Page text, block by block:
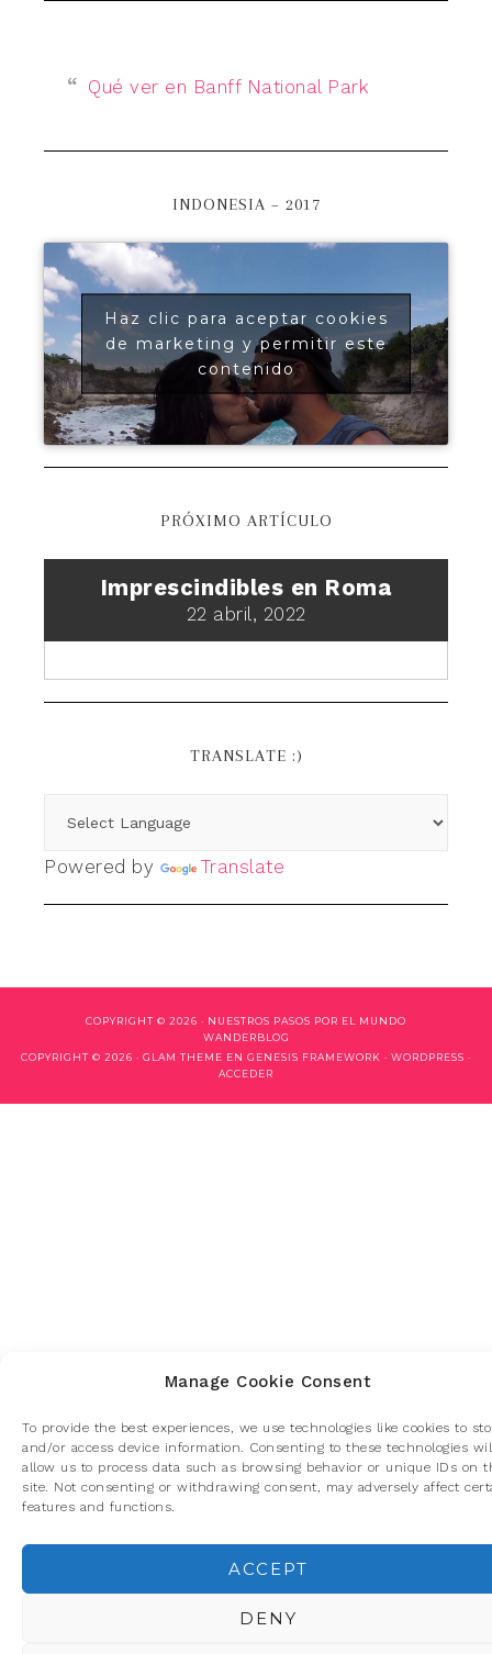
Manage Cookie Consent
To provide the best experiences, we use technologies like cookies to
and/or access device information. Consenting to these technologies
allow us to process data such as browsing behavior or unique IDs on
site. Not consenting or withdrawing consent, may adversely affect
features and functions.
ACCEPT
DENY
Qué ver en Banff National Park
INDONESIA – 2017
Haz clic para aceptar cookies
de marketing y permitir este
contenido
PRÓXIMO ARTÍCULO
Imprescindibles en Roma
22 abril, 2022
TRANSLATE :)
Powered by Translate
COPYRIGHT © 2026 · NUESTROS PASOS POR EL MUNDO
WANDERBLOG
COPYRIGHT © 2026 · GLAM THEME EN GENESIS FRAMEWORK · WORDPRESS ·
ACCEDER